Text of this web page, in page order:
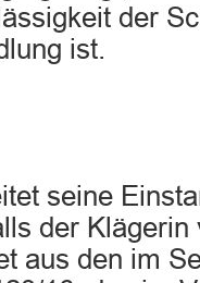
der
ist.
seine
der Klägerin
aus den im